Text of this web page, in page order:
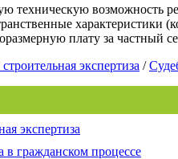
техническую возможность
характеристики
плату за частный
экспертиза /
экспертиза
в гражданском процессе